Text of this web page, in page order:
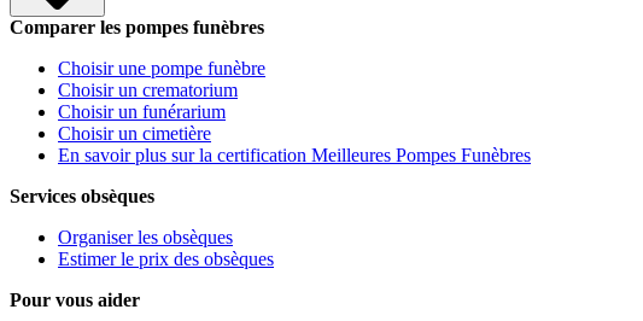
Comparer les pompes funèbres
Choisir une pompe funèbre
Choisir un crematorium
Choisir un funérarium
Choisir un cimetière
En savoir plus sur la certification Meilleures Pompes Funèbres
Services obsèques
Organiser les obsèques
Estimer le prix des obsèques
Pour vous aider